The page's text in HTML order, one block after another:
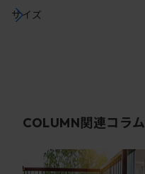
サイズ
COLUMN関連コラム